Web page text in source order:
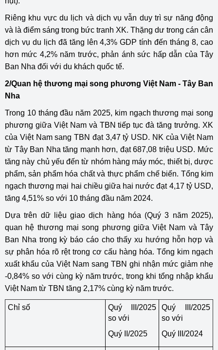
Riêng khu vực du lịch và dịch vụ vẫn duy trì sự năng động
và là điểm sáng trong bức tranh XK. Thặng dư trong cán cân
dịch vụ du lịch đã tăng lên 4,3% GDP tính đến tháng 8, cao
hơn mức 4,2% năm trước, phản ánh sức hấp dẫn của Tây
Ban Nha đối với du khách quốc tế.
2/Quan hệ thương mại song phương Việt Nam - Tây Ban
Nha
Trong 10 tháng đầu năm 2025, kim ngạch thương mại song
phương giữa Việt Nam và TBN tiếp tục đà tăng trưởng. XK
của Việt Nam sang TBN đạt 3,47 tỷ USD. NK của Việt Nam
từ Tây Ban Nha tăng mạnh hơn, đạt 687,08 triệu USD. Mức
tăng này chủ yếu đến từ nhóm hàng máy móc, thiết bị, dược
phẩm, sản phẩm hóa chất và thực phẩm chế biến. Tổng kim
ngạch thương mại hai chiều giữa hai nước đạt 4,17 tỷ USD,
tăng 4,51% so với 10 tháng đầu năm 2024.
Dựa trên dữ liệu giao dịch hàng hóa (Quý 3 năm 2025),
quan hệ thương mại song phương giữa Việt Nam và Tây
Ban Nha trong kỳ báo cáo cho thấy xu hướng hỗn hợp và
sự phân hóa rõ rệt trong cơ cấu hàng hóa. Tổng kim ngạch
xuất khẩu của Việt Nam sang TBN ghi nhận mức giảm nhẹ
-0,84% so với cùng kỳ năm trước, trong khi tổng nhập khẩu
Việt Nam từ TBN tăng 2,17% cùng kỳ năm trước.
Chỉ số
Quý III/2025
so với
Quý II/2025
Quý III/2025
so với
Quý III/2024